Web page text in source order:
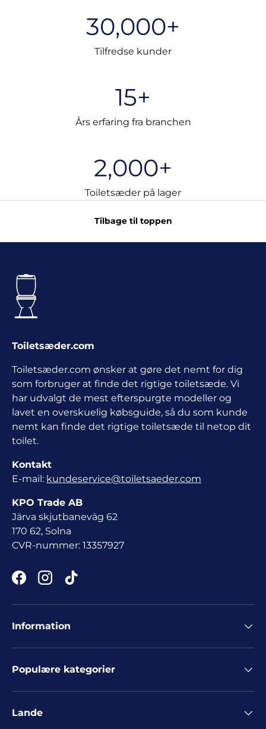
30,000+
Tilfredse kunder
15+
Års erfaring fra branchen
2,000+
Toiletsæder på lager
Tilbage til toppen
Toiletsæder.com
Toiletsæder.com ønsker at gøre det nemt for dig
som forbruger at finde det rigtige toiletsæde. Vi
har udvalgt de mest efterspurgte modeller og
lavet en overskuelig købsguide, så du som kunde
nemt kan finde det rigtige toiletsæde til netop dit
toilet.
Kontakt
E-mail: kundeservice@toiletsaeder.com
KPO Trade AB
Järva skjutbaneväg 62
170 62, Solna
CVR-nummer: 13357927
FacebookInstagram
TikTok
Information
Populære kategorier
Lande